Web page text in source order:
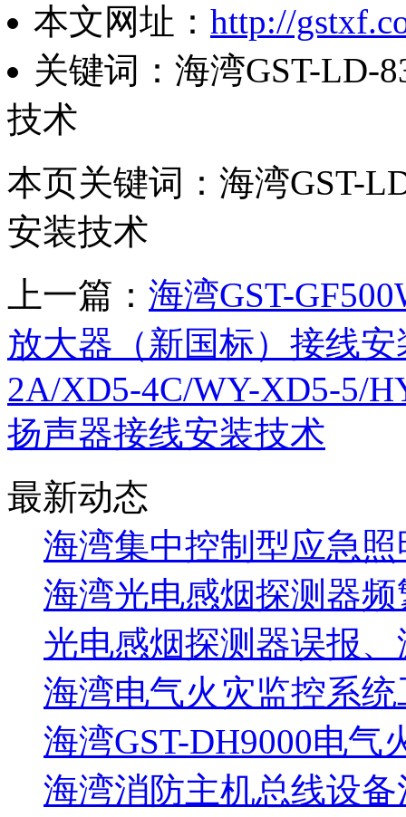
本文网址： http://
关键词：海湾GST-LD-
技术
本页关键词：海湾GST-
安装技术
上一篇： 海湾GST-
放大器（新国标）接线安
2A/XD5-4C/WY-XD5-5/
扬声器接线安装技术
最新动态
海湾集中控制型应急照
海湾光电感烟探测器
光电感烟探测器误报
海湾电气火灾监控系统
海湾GST-DH9000电气
海湾消防主机总线设备